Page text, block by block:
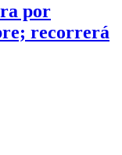
por
recorrerá